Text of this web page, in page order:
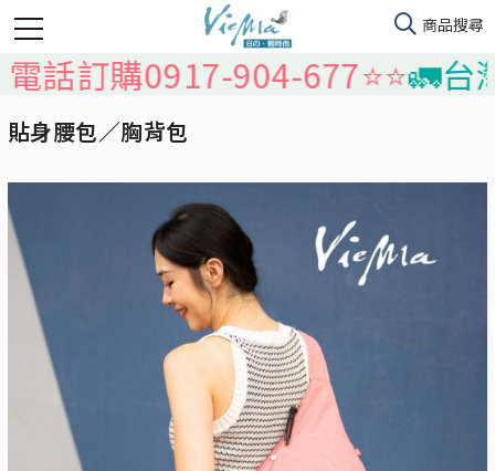
購0917-904-677⭐️⭐️🚛台灣本
貼身腰包／胸背包